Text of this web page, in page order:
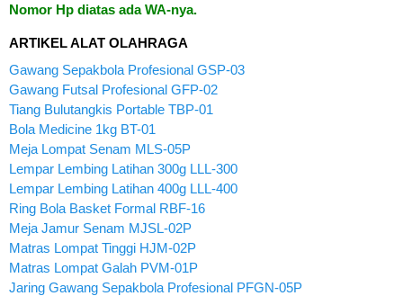
Nomor Hp diatas ada WA-nya.
ARTIKEL ALAT OLAHRAGA
Gawang Sepakbola Profesional GSP-03
Gawang Futsal Profesional GFP-02
Tiang Bulutangkis Portable TBP-01
Bola Medicine 1kg BT-01
Meja Lompat Senam MLS-05P
Lempar Lembing Latihan 300g LLL-300
Lempar Lembing Latihan 400g LLL-400
Ring Bola Basket Formal RBF-16
Meja Jamur Senam MJSL-02P
Matras Lompat Tinggi HJM-02P
Matras Lompat Galah PVM-01P
Jaring Gawang Sepakbola Profesional PFGN-05P